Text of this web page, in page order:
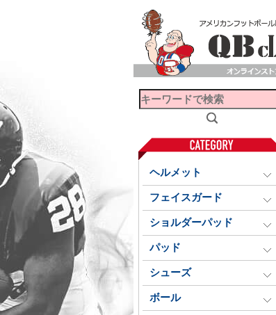
ヘルメット
フェイスガード
ショルダーパッド
パッド
シューズ
ボール